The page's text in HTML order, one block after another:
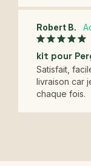
Robert B.
kit pour
Satisfait,
livraison car
chaque fois.